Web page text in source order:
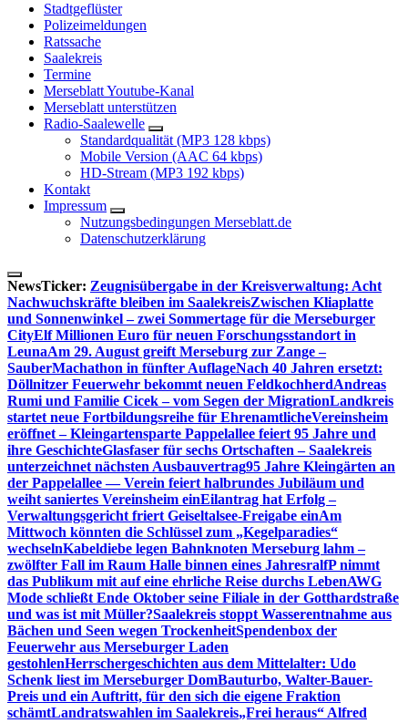
Stadtgeflüster
Polizeimeldungen
Ratssache
Saalekreis
Termine
Merseblatt Youtube-Kanal
Merseblatt unterstützen
Radio-Saalewelle
Standardqualität (MP3 128 kbps)
Mobile Version (AAC 64 kbps)
HD-Stream (MP3 192 kbps)
Kontakt
Impressum
Nutzungsbedingungen Merseblatt.de
Datenschutzerklärung
NewsTicker: Zeugnisübergabe in der Kreisverwaltung: Acht
Nachwuchskräfte bleiben im SaalekreisZwischen Kliaplatte
und Sonnenwinkel – zwei Sommertage für die Merseburger
CityElf Millionen Euro für neuen Forschungsstandort in
LeunaAm 29. August greift Merseburg zur Zange –
SauberMachathon in fünfter AuflageNach 40 Jahren ersetzt:
Döllnitzer Feuerwehr bekommt neuen FeldkochherdAndreas
Rumi und Familie Cicek – vom Segen der MigrationLandkreis
startet neue Fortbildungsreihe für EhrenamtlicheVereinsheim
eröffnet – Kleingartensparte Pappelallee feiert 95 Jahre und
ihre GeschichteGlasfaser für sechs Ortschaften – Saalekreis
unterzeichnet nächsten Ausbauvertrag95 Jahre Kleingärten an
der Pappelallee — Verein feiert halbrundes Jubiläum und
weiht saniertes Vereinsheim einEilantrag hat Erfolg –
Verwaltungsgericht friert Geiseltalsee-Freigabe einAm
Mittwoch könnten die Schlüssel zum „Kegelparadies“
wechselnKabeldiebe legen Bahnknoten Merseburg lahm –
zwölfter Fall im Raum Halle binnen eines JahresralfP nimmt
das Publikum mit auf eine ehrliche Reise durchs LebenAWG
Mode schließt Ende Oktober seine Filiale in der Gotthardstraße
und was ist mit Müller?Saalekreis stoppt Wasserentnahme aus
Bächen und Seen wegen TrockenheitSpendenbox der
Feuerwehr aus Merseburger Laden
gestohlenHerrschergeschichten aus dem Mittelalter: Udo
Schenk liest im Merseburger DomBauturbo, Walter-Bauer-
Preis und ein Auftritt, für den sich die eigene Fraktion
schämtLandratswahlen im Saalekreis„Frei heraus“ Alfred